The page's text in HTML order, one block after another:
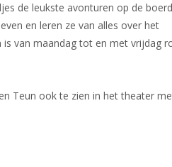
de leukste avonturen op de
en leren ze van alles over het
van maandag tot en met vrijdag
Teun ook te zien in het theater